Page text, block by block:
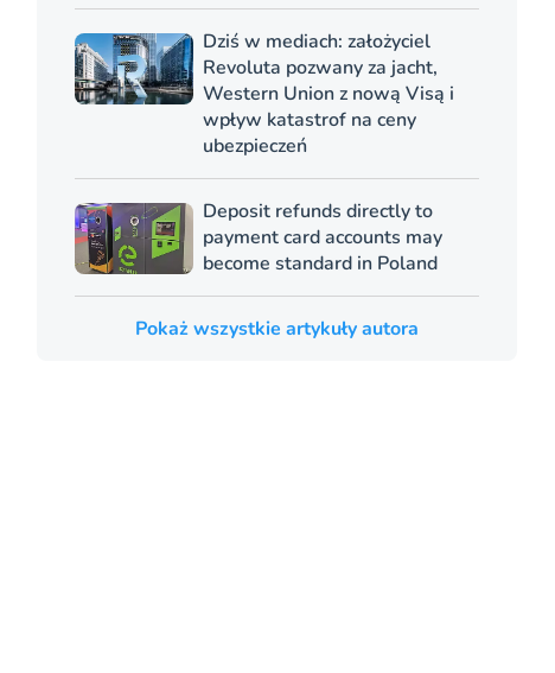
Dziś w mediach: założyciel
Revoluta pozwany za jacht,
Western Union z nową Visą i
wpływ katastrof na ceny
ubezpieczeń
Deposit refunds directly to
payment card accounts may
become standard in Poland
Pokaż wszystkie artykuły autora